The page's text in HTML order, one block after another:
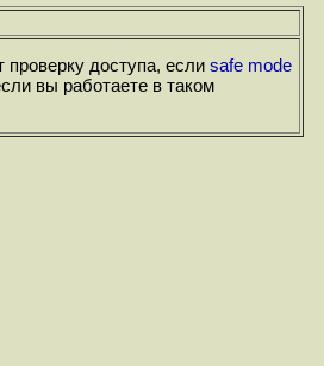
доступа, если safe mode
вы работаете в таком